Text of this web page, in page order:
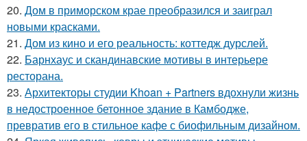
20. Дом в приморском крае преобразился и заиграл
новыми красками.
21. Дом из кино и его реальность: коттедж дурслей.
22. Барнхаус и скандинавские мотивы в интерьере
ресторана.
23. Архитекторы студии Khoan + Partners вдохнули жизнь
в недостроенное бетонное здание в Камбодже,
превратив его в стильное кафе с биофильным дизайном.